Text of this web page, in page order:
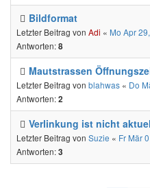
Bildformat
Letzter Beitrag von Adi « Mo Apr
Antworten:8
Mautstrassen
Letzter Beitrag von blahwas « Do
Antworten:2
Verlinkung ist nicht
Letzter Beitrag von Suzie « Fr Mär
Antworten:3